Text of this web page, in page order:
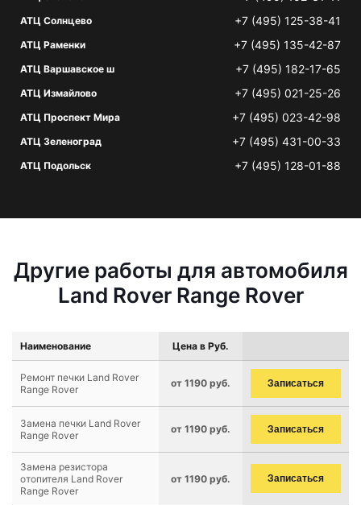
АТЦ Солнцево +7 (495) 125-38-41
АТЦ Раменки +7 (495) 135-42-87
АТЦ Варшавское ш +7 (495) 182-17-65
АТЦ Измайлово +7 (495) 021-25-26
АТЦ Проспект Мира +7 (495) 023-42-98
АТЦ Зеленоград +7 (495) 431-00-33
АТЦ Подольск +7 (495) 128-01-88
Другие работы для автомобиля
Land Rover Range Rover
Наименование Цена в Руб.
Ремонт печки Land Rover
Range Rover
от 1190 руб. Записаться
Замена печки Land Rover
Range Rover
от 1190 руб. Записаться
Замена резистора
отопителя Land Rover
Range Rover
от 1190 руб. Записаться